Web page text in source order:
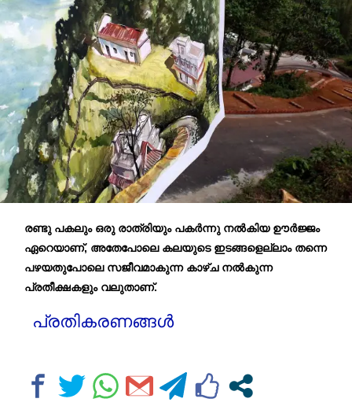
രണ്ടു പകലും ഒരു രാത്രിയും പകർന്നു നൽകിയ ഊർജ്ജം
ഏറെയാണ്, അതേപോലെ കലയുടെ ഇടങ്ങളെല്ലാം തന്നെ
പഴയതുപോലെ സജീവമാകുന്ന കാഴ്ച നൽകുന്ന
പ്രതീക്ഷകളും വലുതാണ്.
പ്രതികരണങ്ങൾ